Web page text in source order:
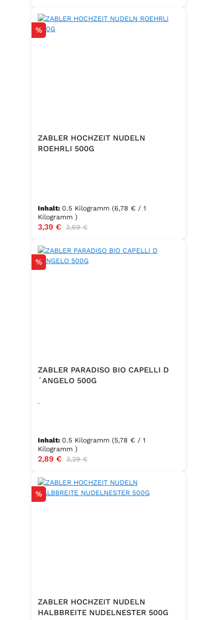
Rabatt
%
ZABLER HOCHZEIT NUDELN
ROEHRLI 500G
Inhalt: 0.5 Kilogramm (6,78 € / 1
Kilogramm )
Verkaufspreis:
3,39 € Regulärer Preis:
3,69 €
Rabatt
%
ZABLER PARADISO BIO CAPELLI D
´ANGELO 500G
.
Inhalt: 0.5 Kilogramm (5,78 € / 1
Kilogramm )
Verkaufspreis:
2,89 € Regulärer Preis:
3,29 €
Rabatt
%
ZABLER HOCHZEIT NUDELN
HALBBREITE NUDELNESTER 500G